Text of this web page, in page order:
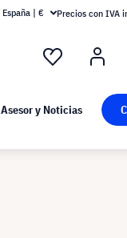
España | € Precios con IVA
Asesor y Noticias